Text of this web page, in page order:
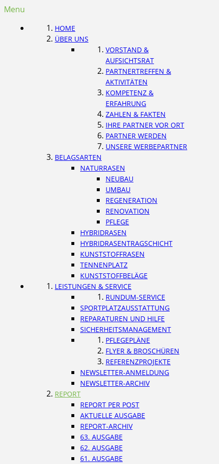
Menu
HOME
ÜBER UNS
VORSTAND &
AUFSICHTSRAT
PARTNERTREFFEN &
AKTIVITÄTEN
KOMPETENZ &
ERFAHRUNG
ZAHLEN & FAKTEN
IHRE PARTNER VOR ORT
PARTNER WERDEN
UNSERE WERBEPARTNER
BELAGSARTEN
NATURRASEN
NEUBAU
UMBAU
REGENERATION
RENOVATION
PFLEGE
HYBRIDRASEN
HYBRIDRASENTRAGSCHICHT
KUNSTSTOFFRASEN
TENNENPLATZ
KUNSTSTOFFBELÄGE
LEISTUNGEN & SERVICE
RUNDUM-SERVICE
SPORTPLATZAUSSTATTUNG
REPARATUREN UND HILFE
SICHERHEITSMANAGEMENT
PFLEGEPLÄNE
FLYER & BROSCHÜREN
REFERENZPROJEKTE
NEWSLETTER-ANMELDUNG
NEWSLETTER-ARCHIV
REPORT
REPORT PER POST
AKTUELLE AUSGABE
REPORT-ARCHIV
63. AUSGABE
62. AUSGABE
61. AUSGABE